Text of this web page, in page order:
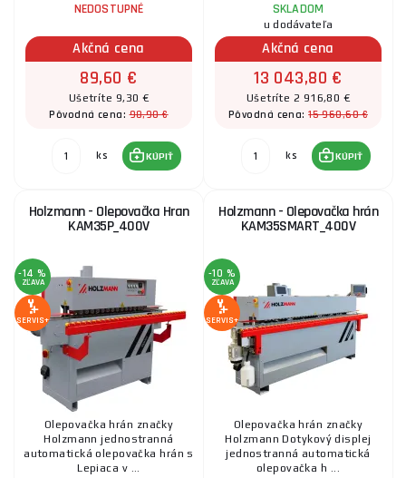
NEDOSTUPNÉ
Akčná cena
89,60 €
Ušetríte 9,30 €
Pôvodná cena:98,90 €
ks KÚPIŤ
SKLADOM
u dodávateľa
Akčná cena
13 043,80 €
Ušetríte 2 916,80 €
Pôvodná cena:15 960,60 €
ks KÚPIŤ
Holzmann - Olepovačka Hran
KAM35P_400V
-14 %
ZĽAVA
SERVIS+
Olepovačka hrán značky
Holzmann jednostranná
automatická olepovačka hrán s
Lepiaca v ...
Holzmann - Olepovačka hrán
KAM35SMART_400V
-10 %
ZĽAVA
SERVIS+
Olepovačka hrán značky
Holzmann Dotykový displej
jednostranná automatická
olepovačka h ...